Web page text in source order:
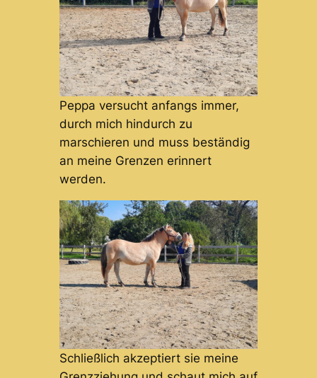
Peppa versucht anfangs immer,
durch mich hindurch zu
marschieren und muss beständig
an meine Grenzen erinnert
werden.
Schließlich akzeptiert sie meine